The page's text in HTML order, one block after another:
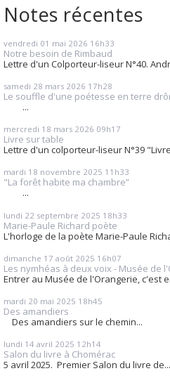
Notes récentes
vendredi 01 mai 2026 16h33
Notre besoin de Rimbaud
Lettre d'un Colporteur-liseur N°40.
samedi 28 mars 2026 17h28
Le souffle d'une poétesse en terre
...
mercredi 18 mars 2026 09h17
Livre sur table
Lettre d'un colporteur-liseur N°39
mardi 18 novembre 2025 11h33
"La forêt habite ma chambre”
...
lundi 22 septembre 2025 18h33
Marie-Paule Richard poète
L'horloge de la poète Marie-Paule
dimanche 17 août 2025 16h07
Les nymhéas à deux voix - Musée de
Entrer au Musée de l'Orangerie, c'est
mardi 20 mai 2025 18h45
Des amandiers
Des amandiers sur le chemin...
lundi 14 avril 2025 12h14
Salon du livre à Chomérac
5 avril 2025. Premier Salon du livre de...